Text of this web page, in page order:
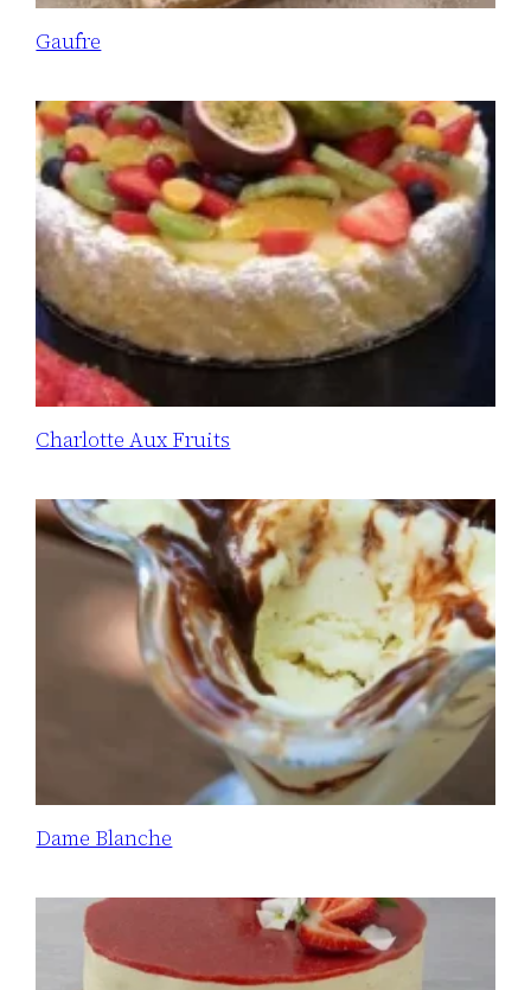
Gaufre
Charlotte Aux Fruits
Dame Blanche